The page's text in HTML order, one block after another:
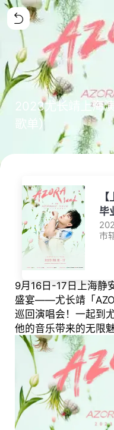
2023尤长靖上海
歌单）
毕
会
市
9月16日-17日上海静
盛宴——尤长靖「
巡回演唱会！一起到
他的音乐带来的无限魅